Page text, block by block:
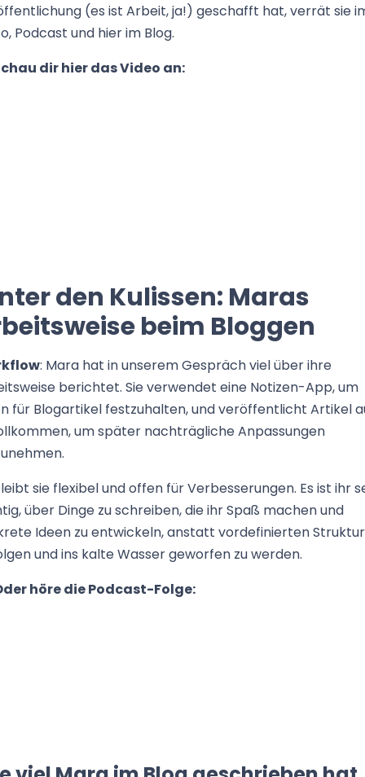
(es ist Arbeit, ja!) geschafft hat, verrät sie
Podcast und hier im Blog.
dir hier das Video an:
den Kulissen: Maras
beim Bloggen
: Mara hat in unserem Gespräch viel über ihre
berichtet. Sie verwendet eine Notizen-App, um
für Blogartikel festzuhalten, und veröffentlicht Artikel
um später nachträgliche Anpassungen
sie flexibel und offen für Verbesserungen. Es ist ihr
über Dinge zu schreiben, die ihr Spaß machen und
Ideen zu entwickeln, anstatt vordefinierten
und ins kalte Wasser geworfen zu werden.
höre die Podcast-Folge: